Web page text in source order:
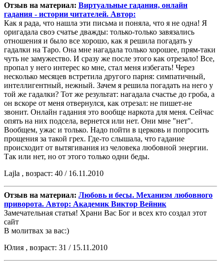
Отзыв на материал: Виртуальные гадания, онлайн
гадания - истории читателей. Автор:
Как я рада, что нашла эти письма и поняла, что я не одна! Я
оригадала своэ счатье дважды: только-только завязались
отношения и было все хорошо, как я решила погадать у
гадалки на Таро. Она мне нагадала только хорошее, прям-таки
чуть не замужество. И сразу же после этого как отрезало! Все,
пропал у него интерес ко мне, стал меня избегать! Через
несколько месяцев встретила другого парня: симпатичный,
интеллигентный, нежный. Зачем я решила погадать на него у
той же гадалки? Тот же результат: нагадала счастье до гроба, а
он вскоре от меня отвернулся, как отрезал: не пишет-не
звонит. Онлайн гадания это вообще наркота для меня. Сейчас
опять на них подсела, вернется или нет. Они мне "нет".
Вообщем, ужас и только. Надо пойти в церковь и попросить
прощения за такой грех. Где-то слышала, что гадание
происходит от вытягивания из человека любовной энергии.
Так или нет, но от этого только одни беды.
Lajla , возраст: 40 / 16.11.2010
Отзыв на материал: Любовь и бесы. Механизм любовного
приворота. Автор: Академик Виктор Вейник
Замечательная статья! Храни Вас Бог и всех кто создал этот
сайт
В молитвах за вас:)
Юлия , возраст: 31 / 15.11.2010